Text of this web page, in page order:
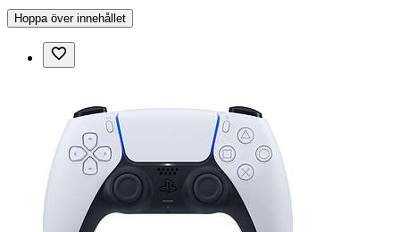
Hoppa över innehållet